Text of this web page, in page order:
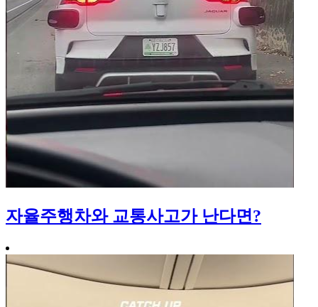
자율주행차와 교통사고가 난다면?